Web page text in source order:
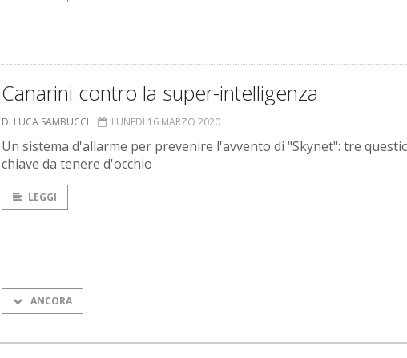
Canarini contro la super-intelligenza
DI LUCA SAMBUCCI LUNEDÌ 16 MARZO 2020
Un sistema d'allarme per prevenire l'avvento di "Skynet": tre
chiave da tenere d'occhio
LEGGI
ANCORA